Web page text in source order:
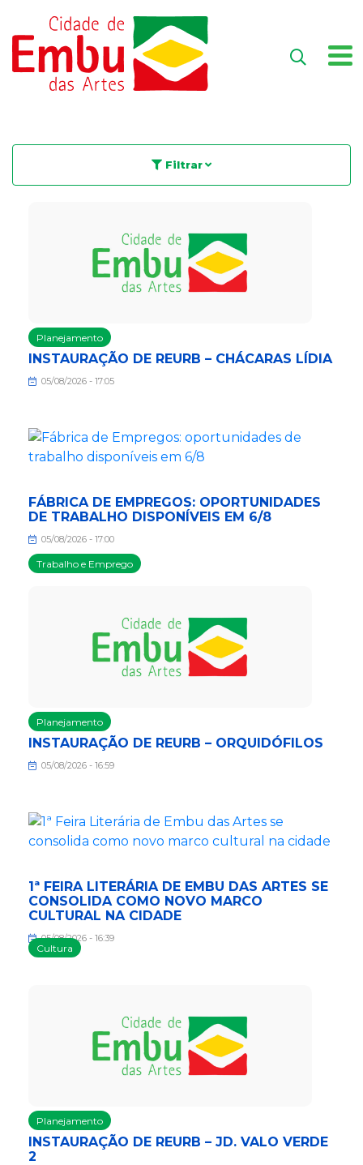
Filtrar
Planejamento
INSTAURAÇÃO DE REURB – CHÁCARAS LÍDIA
05/08/2026 - 17:05
Trabalho e Emprego
FÁBRICA DE EMPREGOS: OPORTUNIDADES
DE TRABALHO DISPONÍVEIS EM 6/8
05/08/2026 - 17:00
Planejamento
INSTAURAÇÃO DE REURB – ORQUIDÓFILOS
05/08/2026 - 16:59
Cultura
1ª FEIRA LITERÁRIA DE EMBU DAS ARTES SE
CONSOLIDA COMO NOVO MARCO
CULTURAL NA CIDADE
05/08/2026 - 16:39
Planejamento
INSTAURAÇÃO DE REURB – JD. VALO VERDE
2